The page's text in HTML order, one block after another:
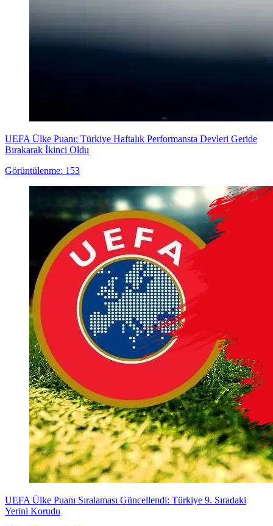
UEFA Ülke Puanı: Türkiye Haftalık Performansta Devleri Geride
Bırakarak İkinci Oldu
Görüntülenme: 153
UEFA Ülke Puanı Sıralaması Güncellendi: Türkiye 9. Sıradaki
Yerini Korudu